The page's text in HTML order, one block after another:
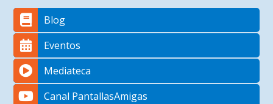
Blog
Eventos
Mediateca
Canal PantallasAmigas